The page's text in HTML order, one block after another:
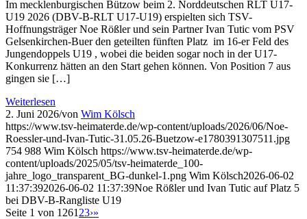
Im mecklenburgischen Bützow beim 2. Norddeutschen RLT U17-
U19 2026 (DBV-B-RLT U17-U19) erspielten sich TSV-
Hoffnungsträger Noe Rößler und sein Partner Ivan Tutic vom PSV
Gelsenkirchen-Buer den geteilten fünften Platz im 16-er Feld des
Jungendoppels U19 , wobei die beiden sogar noch in der U17-
Konkurrenz hätten an den Start gehen können. Von Position 7 aus
gingen sie […]
Weiterlesen
2. Juni 2026/von Wim Kölsch
https://www.tsv-heimaterde.de/wp-content/uploads/2026/06/Noe-
Roessler-und-Ivan-Tutic-31.05.26-Buetzow-e1780391307511.jpg
754 988 Wim Kölsch https://www.tsv-heimaterde.de/wp-
content/uploads/2025/05/tsv-heimaterde_100-
jahre_logo_transparent_BG-dunkel-1.png Wim Kölsch2026-06-02
11:37:392026-06-02 11:37:39Noe Rößler und Ivan Tutic auf Platz 5
bei DBV-B-Rangliste U19
Seite 1 von 1261 23›»